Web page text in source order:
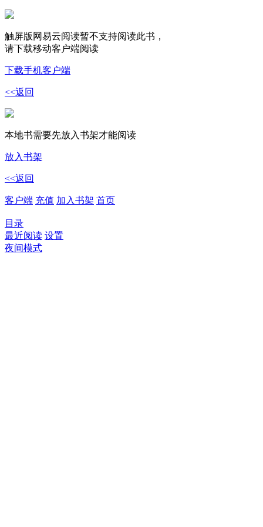
触屏版网易云阅读暂不支持阅读此书，
请下载移动客户端阅读
下载手机客户端
<<返回
本地书需要先放入书架才能阅读
放入书架
<<返回
客户端 充值 加入书架 首页
目录
最近阅读 设置
夜间模式